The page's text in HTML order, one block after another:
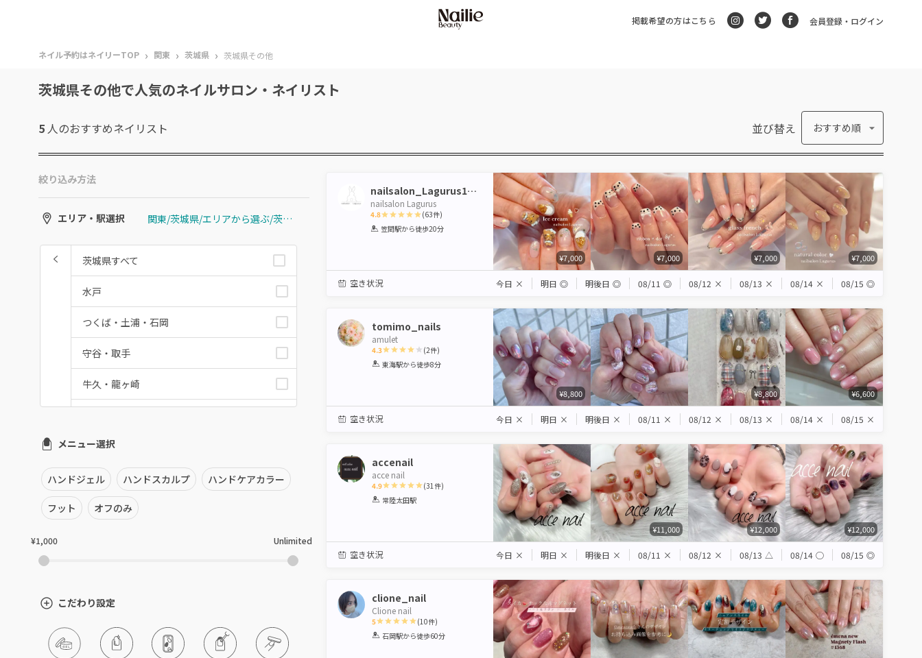
掲載希望の方はこちら 会員登録・ログイン
ネイル予約はネイリーTOP › 関東 › 茨城県 › 茨城県その他
茨城県その他で人気のネイルサロン・ネイリスト
5 人のおすすめネイリスト 並び替え おすすめ順
絞り込み方法
エリア・駅選択 関東/茨城県/エリアから選ぶ/茨城県その他
茨城県すべて
水戸
つくば・土浦・石岡
守谷・取手
牛久・龍ヶ崎
北茨城・日立・ひたちなか
古河・常総・筑西
茨城県その他
メニュー選択
ハンドジェル ハンドスカルプ ハンドケアカラー
フット オフのみ
¥1,000 Unlimited
こだわり設定
nailsalon_Lagurus1229
nailsalon Lagurus
4.8
1 2 3 4 5
(63件)
笠間駅から徒歩20分
¥7,000 ¥7,000 ¥7,000 ¥7,000
空き状況 今日 × 明日 ◎ 明後日 ◎ 08/11 ◎ 08/12 × 08/13 × 08/14 × 08/15 ◎
tomimo_nails
amulet
4.3
1 2 3 4 5
(2件)
東海駅から徒歩8分
¥8,800 ¥8,800 ¥6,600
空き状況 今日 × 明日 × 明後日 × 08/11 × 08/12 × 08/13 × 08/14 × 08/15 ×
accenail
acce nail
4.9
1 2 3 4 5
(31 件)
常陸太田駅
¥11,000 ¥12,000 ¥12,000
空き状況 今日 × 明日 × 明後日 × 08/11 × 08/12 × 08/13 △ 08/14 ◯ 08/15 ◎
clione_nail
Clione nail
5
1 2 3 4 5
(10件)
石岡駅から徒歩60分